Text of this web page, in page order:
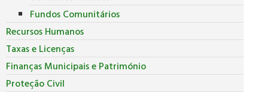
Fundos Comunitários
Recursos Humanos
Taxas e Licenças
Finanças Municipais e Património
Proteção Civil